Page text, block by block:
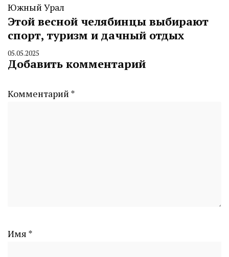
Южный Урал
Этой весной челябинцы выбирают
спорт, туризм и дачный отдых
By
CHELINDUSTRY
05.05.2025
Добавить комментарий
Комментарий *
Имя *